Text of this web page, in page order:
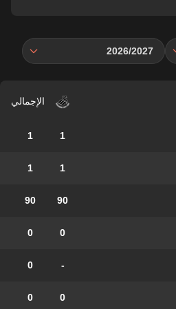
2026/2027
الإجمالي
1
1
1
1
90
90
0
0
-
0
0
0